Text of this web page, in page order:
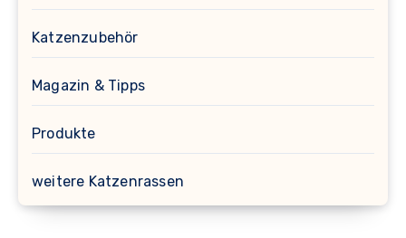
Katzenzubehör
Magazin & Tipps
Produkte
weitere Katzenrassen